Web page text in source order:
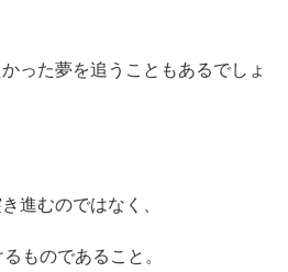
った夢を追うこともあるでしょ
進むのではなく、
ものであること。